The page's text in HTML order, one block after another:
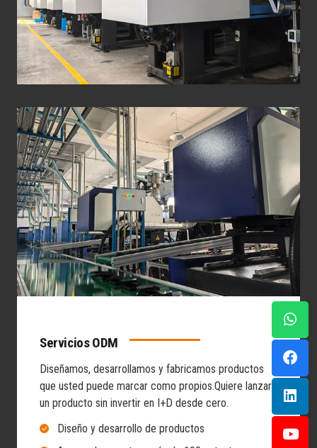
Servicios ODM
Diseñamos, desarrollamos y fabricamos productos
que usted puede marcar como propios.Quiere lanzar
un producto sin invertir en I+D desde cero.
Diseño y desarrollo de productos